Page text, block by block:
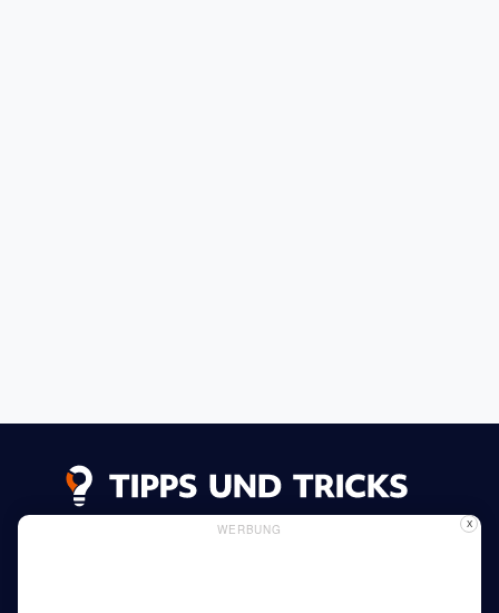
WERBUNG X